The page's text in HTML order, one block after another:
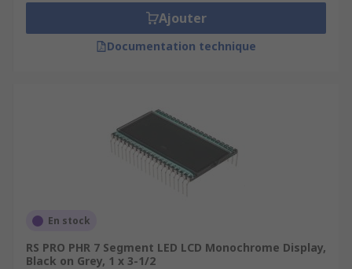
Ajouter
Documentation technique
En stock
RS PRO PHR 7 Segment LED LCD Monochrome Display,
Black on Grey, 1 x 3-1/2